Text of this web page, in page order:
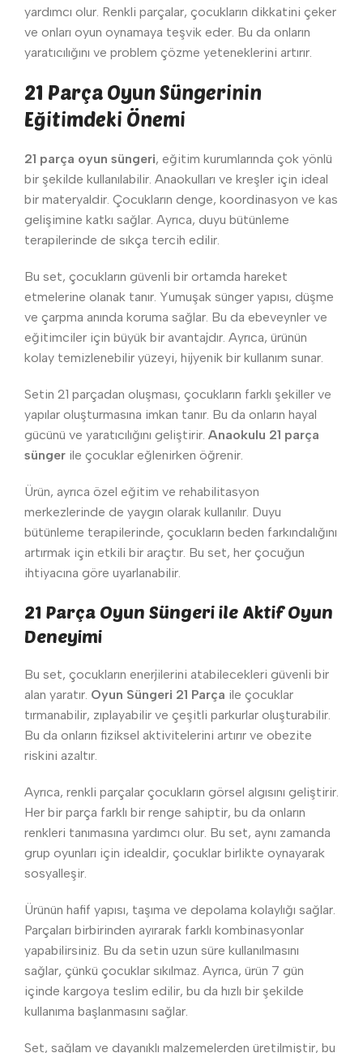
yardımcı olur. Renkli parçalar, çocukların dikkatini çeker
ve onları oyun oynamaya teşvik eder. Bu da onların
yaratıcılığını ve problem çözme yeteneklerini artırır.
21 Parça Oyun Süngerinin
Eğitimdeki Önemi
21 parça oyun süngeri, eğitim kurumlarında çok yönlü
bir şekilde kullanılabilir. Anaokulları ve kreşler için ideal
bir materyaldir. Çocukların denge, koordinasyon ve kas
gelişimine katkı sağlar. Ayrıca, duyu bütünleme
terapilerinde de sıkça tercih edilir.
Bu set, çocukların güvenli bir ortamda hareket
etmelerine olanak tanır. Yumuşak sünger yapısı, düşme
ve çarpma anında koruma sağlar. Bu da ebeveynler ve
eğitimciler için büyük bir avantajdır. Ayrıca, ürünün
kolay temizlenebilir yüzeyi, hijyenik bir kullanım sunar.
Setin 21 parçadan oluşması, çocukların farklı şekiller ve
yapılar oluşturmasına imkan tanır. Bu da onların hayal
gücünü ve yaratıcılığını geliştirir. Anaokulu 21 parça
sünger ile çocuklar eğlenirken öğrenir.
Ürün, ayrıca özel eğitim ve rehabilitasyon
merkezlerinde de yaygın olarak kullanılır. Duyu
bütünleme terapilerinde, çocukların beden farkındalığını
artırmak için etkili bir araçtır. Bu set, her çocuğun
ihtiyacına göre uyarlanabilir.
21 Parça Oyun Süngeri ile Aktif Oyun
Deneyimi
Bu set, çocukların enerjilerini atabilecekleri güvenli bir
alan yaratır. Oyun Süngeri 21 Parça ile çocuklar
tırmanabilir, zıplayabilir ve çeşitli parkurlar oluşturabilir.
Bu da onların fiziksel aktivitelerini artırır ve obezite
riskini azaltır.
Ayrıca, renkli parçalar çocukların görsel algısını geliştirir.
Her bir parça farklı bir renge sahiptir, bu da onların
renkleri tanımasına yardımcı olur. Bu set, aynı zamanda
grup oyunları için idealdir, çocuklar birlikte oynayarak
sosyalleşir.
Ürünün hafif yapısı, taşıma ve depolama kolaylığı sağlar.
Parçaları birbirinden ayırarak farklı kombinasyonlar
yapabilirsiniz. Bu da setin uzun süre kullanılmasını
sağlar, çünkü çocuklar sıkılmaz. Ayrıca, ürün 7 gün
içinde kargoya teslim edilir, bu da hızlı bir şekilde
kullanıma başlanmasını sağlar.
Set, sağlam ve dayanıklı malzemelerden üretilmiştir, bu